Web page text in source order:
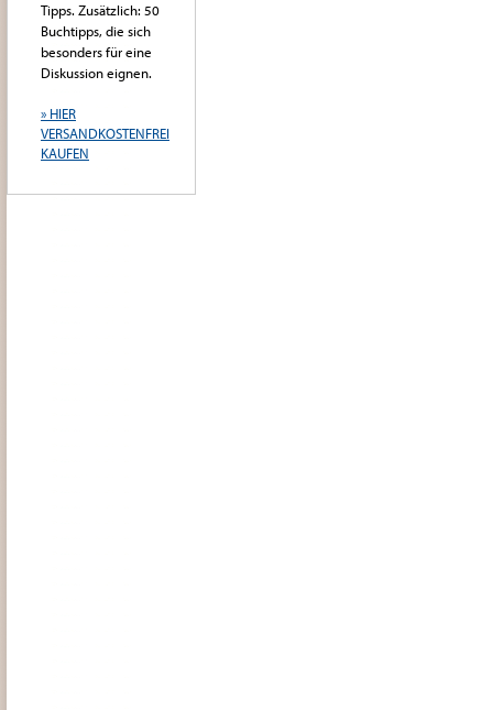
Tipps. Zusätzlich: 50
Buchtipps, die sich
besonders für eine
Diskussion eignen.
» HIER
VERSANDKOSTENFREI
KAUFEN